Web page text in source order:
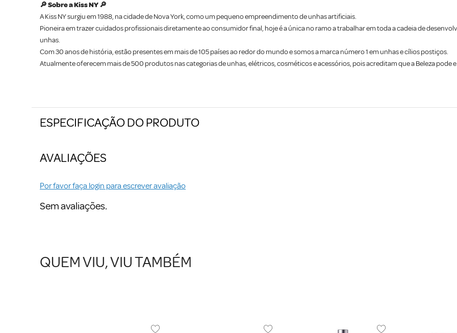
🔎 Sobre a Kiss NY 🔎
A Kiss NY surgiu em 1988, na cidade de Nova York, como um pequeno empreendimento de unhas artificiais.
Pioneira em trazer cuidados profissionais diretamente ao consumidor final, hoje é a única no ramo a trabalhar em toda a cadeia de
unhas.
Com 30 anos de história, estão presentes em mais de 105 países ao redor do mundo e somos a marca número 1 em unhas e cílios postiços.
Atualmente oferecem mais de 500 produtos nas categorias de unhas, elétricos, cosméticos e acessórios, pois acreditam que a Beleza pode
ESPECIFICAÇÃO DO PRODUTO
AVALIAÇÕES
Por favor faça login para escrever avaliação
Sem avaliações.
QUEM VIU, VIU TAMBÉM